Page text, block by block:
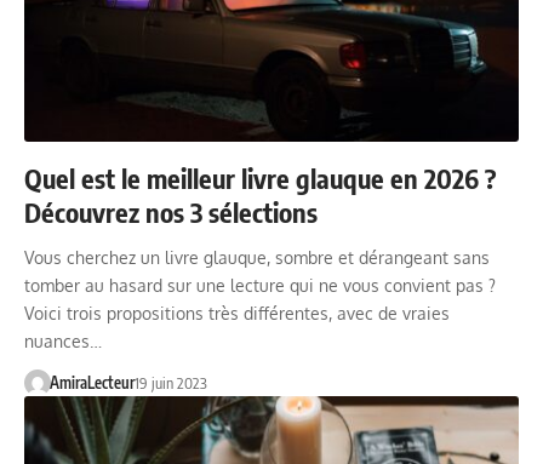
Quel est le meilleur livre glauque en 2026 ?
Découvrez nos 3 sélections
Vous cherchez un livre glauque, sombre et dérangeant sans
tomber au hasard sur une lecture qui ne vous convient pas ?
Voici trois propositions très différentes, avec de vraies
nuances…
AmiraLecteur19 juin 2023